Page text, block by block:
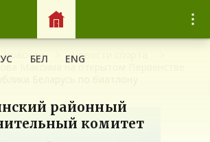
районный
комитет
БЕЛ ENG
Новости
Новости спорта
Максима на открытом Первенстве